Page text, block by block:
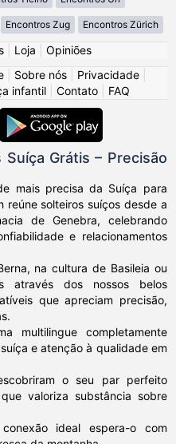
Encontros Zug Encontros Zürich
Loja
Opiniões
Sobre nós Privacidade
infantil Contato FAQ
Grátis – Precisão
mais precisa da Suíça para
reúne solteiros suíços desde a
de Genebra, celebrando
e relacionamentos
na cultura de Basileia ou
através dos nossos belos
que apreciam precisão,
multilingue completamente
e atenção à qualidade em
o seu par perfeito
valoriza substância sobre
ideal espera-o com